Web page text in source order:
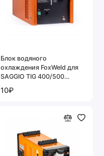
Блок водяного
охлаждения FoxWeld для
SAGGIO TIG 400/500
10₽